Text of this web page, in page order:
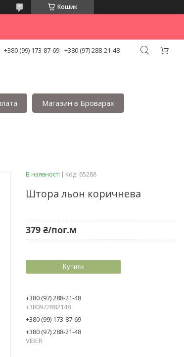
Кошик
+380 (99) 173-87-69 +380 (97) 288-21-48
Магазин в Броварах
В наявності Код: 65288
Штора льон коричнева
379 ₴/пог.м
Купити
+380 (97) 288-21-48
+380972882148
+380 (99) 173-87-69
+380 (97) 288-21-48
VIBER